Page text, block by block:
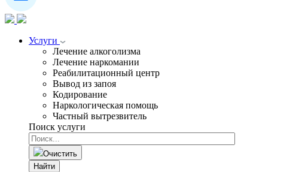
Услуги
Лечение алкоголизма
Лечение наркомании
Реабилитационный центр
Вывод из запоя
Кодирование
Наркологическая помощь
Частный вытрезвитель
Поиск услуги
Очистить
Найти